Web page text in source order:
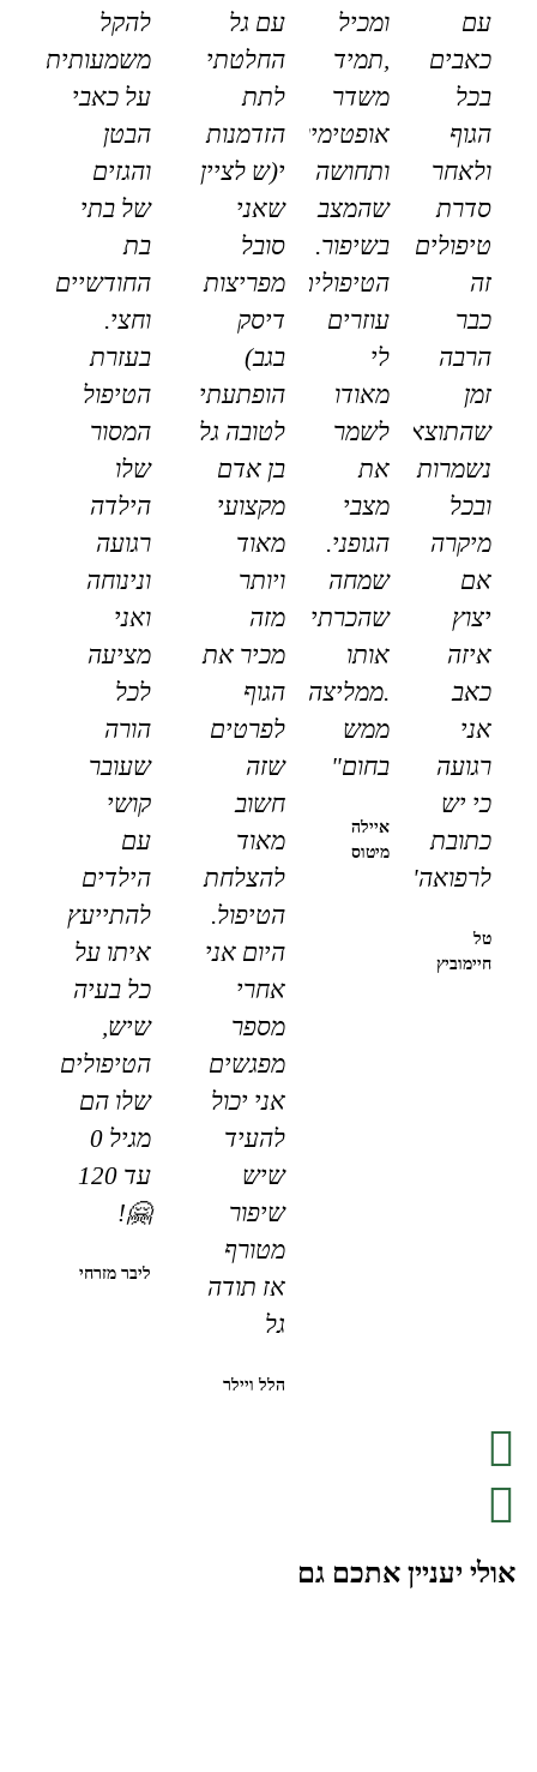
עם
כאבים
בכל
הגוף
ולאחר
סדרת
טיפולים
זה
כבר
הרבה
זמן
שהתוצאות
נשמרות
ובכל
מיקרה
אם
יצוץ
איזה
כאב
אני
רגועה
כי יש
כתובת
לרפואה"
טל
חיימוביץ
ומכיל
,תמיד
משדר
אופטימיות
ותחושה
שהמצב
בשיפור.
הטיפולים
עוזרים
לי
מאודו
לשמר
את
מצבי
הגופני.
שמחה
שהכרתי
אותו
.ממליצה
ממש
בחום"
איילה
מיטוס
עם גל
החלטתי
לתת
הזדמנות
י(ש לציין
שאני
סובל
מפריצות
דיסק
בגב)
הופתעתי
לטובה גל
בן אדם
מקצועי
מאוד
ויותר
מזה
מכיר את
הגוף
לפרטים
שזה
חשוב
מאוד
להצלחת
הטיפול.
היום אני
אחרי
מספר
מפגשים
אני יכול
להעיד
שיש
שיפור
מטורף
אז תודה
גל
הלל ויילר
להקל
משמעותית
על כאבי
הבטן
והגזים
של בתי
בת
החודשיים
וחצי.
בעזרת
הטיפול
המסור
שלו
הילדה
רגועה
ונינוחה
ואני
מציעה
לכל
הורה
שעובר
קושי
עם
הילדים
להתייעץ
איתו על
כל בעיה
שיש,
הטיפולים
שלו הם
מגיל 0
עד 120
🤗!
ליבר מזרחי
אולי יעניין אתכם גם